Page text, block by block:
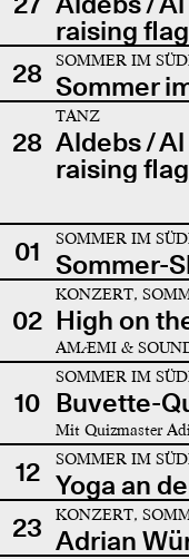
raising
28
SOMMER IM
Sommer
28
TANZ
Aldebs /
raising
01 SOMMER IM
Sommer-
02
KONZERT,
High on
AMÆMI &
10
SOMMER IM
Buvette-
Mit Quizmaster
12 SOMMER IM
Yoga an
23
KONZERT,
Adrian